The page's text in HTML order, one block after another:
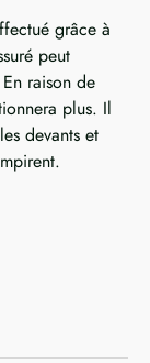
grâce à
peut
raison de
plus. Il
devants et